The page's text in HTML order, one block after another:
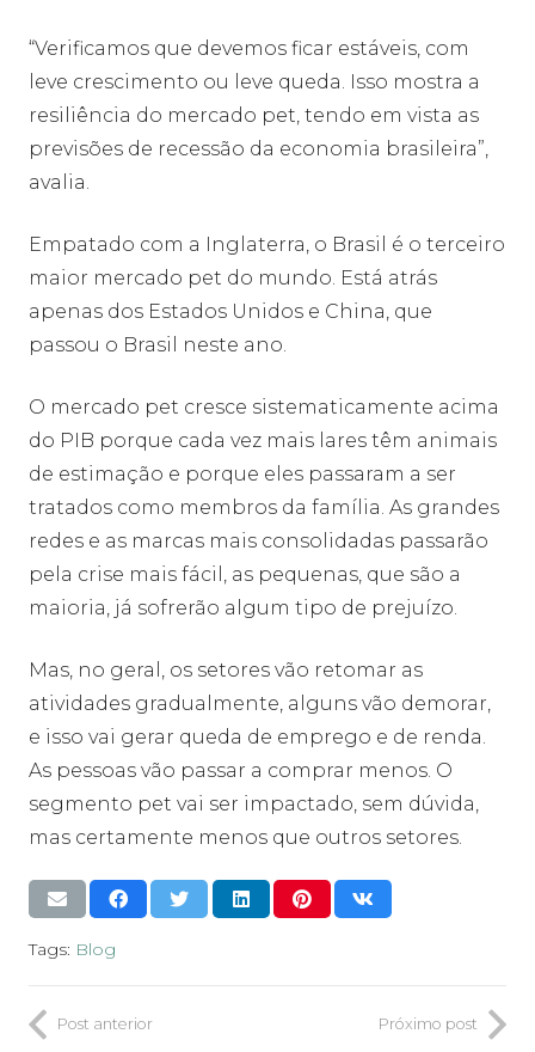
“Verificamos que devemos ficar estáveis, com
leve crescimento ou leve queda. Isso mostra a
resiliência do mercado pet, tendo em vista as
previsões de recessão da economia brasileira”,
avalia.
Empatado com a Inglaterra, o Brasil é o terceiro
maior mercado pet do mundo. Está atrás
apenas dos Estados Unidos e China, que
passou o Brasil neste ano.
O mercado pet cresce sistematicamente acima
do PIB porque cada vez mais lares têm animais
de estimação e porque eles passaram a ser
tratados como membros da família. As grandes
redes e as marcas mais consolidadas passarão
pela crise mais fácil, as pequenas, que são a
maioria, já sofrerão algum tipo de prejuízo.
Mas, no geral, os setores vão retomar as
atividades gradualmente, alguns vão demorar,
e isso vai gerar queda de emprego e de renda.
As pessoas vão passar a comprar menos. O
segmento pet vai ser impactado, sem dúvida,
mas certamente menos que outros setores.
Tags: Blog
Post anterior Próximo post